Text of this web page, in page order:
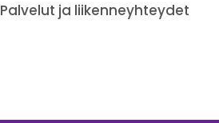
Palvelut ja liikenneyhteydet